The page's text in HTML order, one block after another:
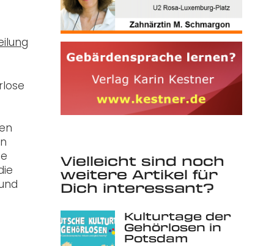
Vielleicht sind noch
weitere Artikel für
Dich interessant?
Kulturtage der
Gehörlosen in
Potsdam